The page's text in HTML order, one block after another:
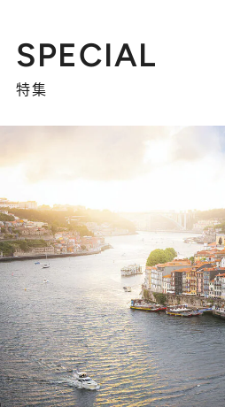
SPECIAL
特集